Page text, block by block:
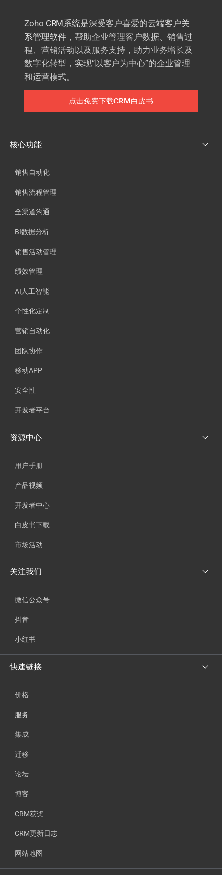
Zoho CRM系统是深受客户喜爱的云端客户关
系管理软件 ，帮助企业管理客户数据、销售过
程、营销活动以及服务支持，助力业务增长及
数字化转型，实现“以客户为中心”的企业管理
和运营模式。
点击免费下载CRM白皮书
核心功能
销售自动化
销售流程管理
全渠道沟通
BI数据分析
销售活动管理
绩效管理
AI人工智能
个性化定制
营销自动化
团队协作
移动APP
安全性
开发者平台
资源中心
用户手册
产品视频
开发者中心
白皮书下载
市场活动
关注我们
微信公众号
抖音
小红书
快速链接
价格
服务
集成
迁移
论坛
博客
CRM获奖
CRM更新日志
网站地图